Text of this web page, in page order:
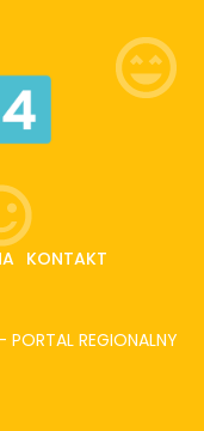
KONTAKT
REGIONALNY